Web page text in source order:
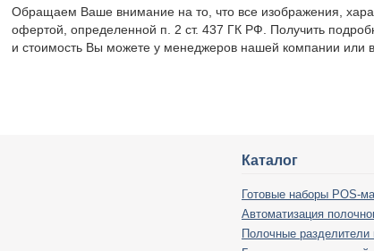
Обращаем Ваше внимание на то, что все изображения,
офертой, определенной п. 2 ст. 437 ГК РФ. Получить
и стоимость Вы можете у менеджеров нашей компании или
Каталог
Готовые наборы POS-
Автоматизация
Полочные разделители